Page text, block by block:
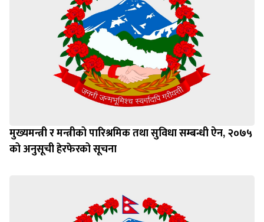
मुख्यमन्त्री र मन्त्रीको पारिश्रमिक तथा सुविधा सम्बन्धी ऐन, २०७५
को अनुसूची हेरफेरको सूचना